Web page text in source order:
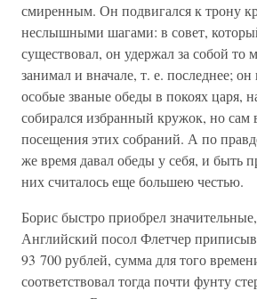
смиренным. Он подвигался к трону
неслышными шагами: в совет,
существовал, он удержал за собой то
занимал и вначале, т. е. последнее;
особые званые обеды в покоях царя,
собирался избранный кружок, но сам
посещения этих собраний. А по
же время давал обеды у себя, и быть
них считалось еще большею честью.
Борис быстро приобрел значительные,
Английский посол Флетчер
93 700 рублей, сумма для того
соответствовал тогда почти фунту